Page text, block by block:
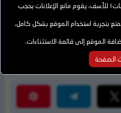
"
ملخص المباريات
للأسف، يقوم مانع الإعلانات بحجب
بتجربة استخدام الموقع بشكل كامل،
الموقع إلى قائمة الاستثناءات.
الصفحة